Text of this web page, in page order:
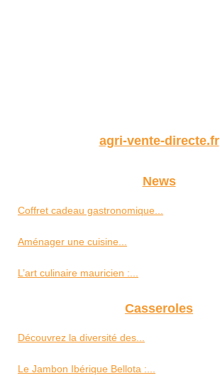
agri-vente-directe.fr
News
Coffret cadeau gastronomique...
Aménager une cuisine...
L’art culinaire mauricien :...
Casseroles
Découvrez la diversité des...
Le Jambon Ibérique Bellota :...